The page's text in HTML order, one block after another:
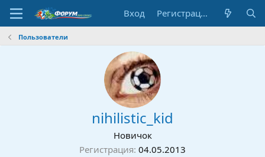
Вход Регистрация
Пользователи
nihilistic_kid
Новичок
Регистрация 04.05.2013